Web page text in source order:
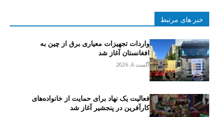
خبر های مرتبط
واردات تجهیزات معیاری برق از چین به
افغانستان آغاز شد
آگست 6, 2026
فعالیت یک نهاد برای حمایت از خانواده‌های
کارآفرین در پنجشیر آغاز شد